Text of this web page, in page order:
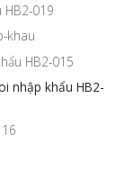
nhập khẩu HB2-